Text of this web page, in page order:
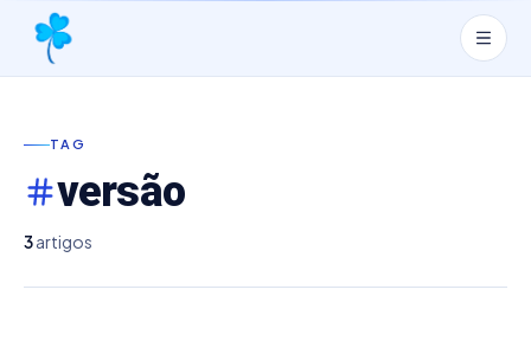
TAG
versão
3artigos